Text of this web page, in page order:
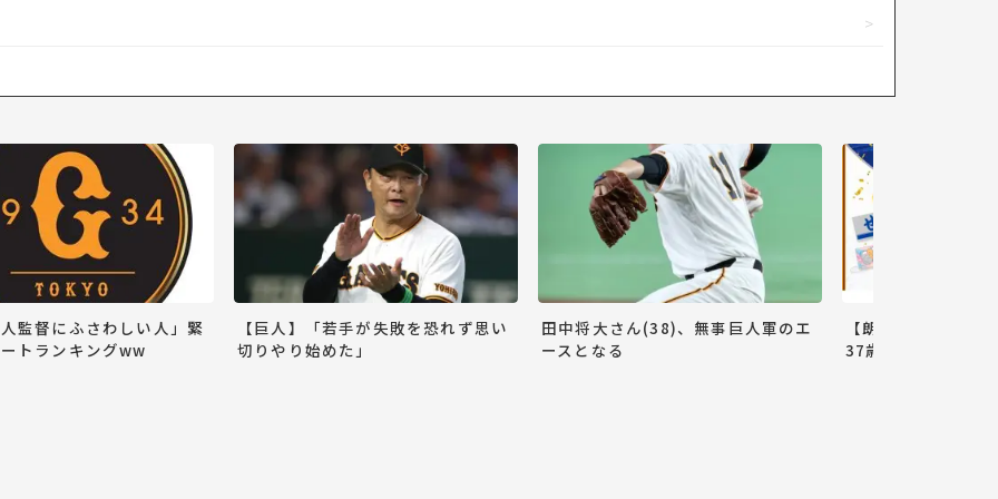
監督にふさわしい人」緊
トランキングww
【巨人】「若手が失敗を恐れず思い
切りやり始めた」
田中将大さん(38)、無事巨人軍のエ
ースとなる
【朗報】巨人小林
37歳ww